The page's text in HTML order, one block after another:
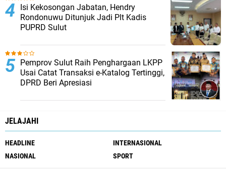
Talaud
ekonomi dan bisnis
kesehatan
populer
viral
Isi Kekosongan Jabatan, Hendry
Rondonuwu Ditunjuk Jadi Plt Kadis
PUPRD Sulut
Pemprov Sulut Raih Penghargaan LKPP
Usai Catat Transaksi e-Katalog Tertinggi,
DPRD Beri Apresiasi
JELAJAHI
HEADLINE
INTERNASIONAL
NASIONAL
SPORT